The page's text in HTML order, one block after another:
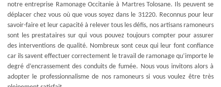
notre entreprise Ramonage Occitanie à Martres Tolosane. Ils peuvent se
déplacer chez vous où que vous soyez dans le 31220. Reconnus pour leur
savoir-faire et leur capacité à relever tous les défis, nos artisans ramoneurs
sont les prestataires sur qui vous pouvez toujours compter pour assurer
des interventions de qualité. Nombreux sont ceux qui leur font confiance
car ils savent effectuer correctement le travail de ramonage qu’importe le
degré d’encrassement des conduits de fumée. Nous vous invitons alors à
adopter le professionnalisme de nos ramoneurs si vous voulez être très